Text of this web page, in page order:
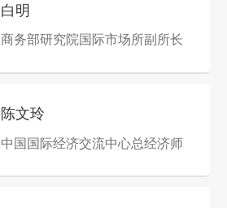
白明
商务部研究院国际市场所副所长
陈文玲
中国国际经济交流中心总经济师